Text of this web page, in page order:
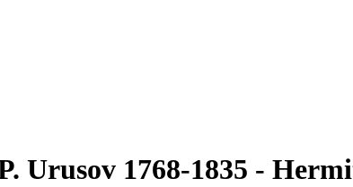
Urusov 1768-1835 -